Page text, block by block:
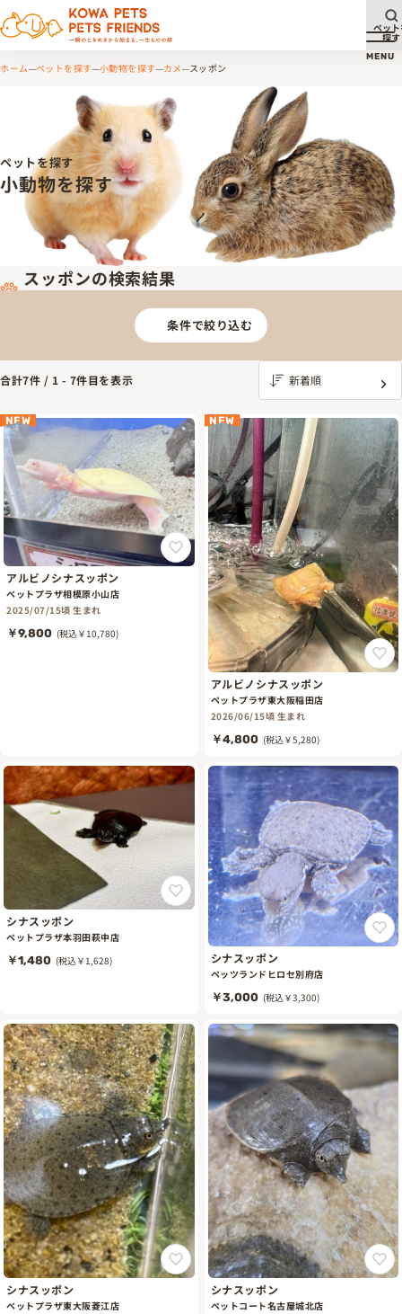
メ
MENU
ペッ
探す
ホーム ペットを探す 小動物を探す カメ スッポン
ペットを探す
小動物を探す
スッポンの検索結果
条件で絞り込む
合計7件 / 1 - 7件目を表示
NEW
アルビノシナスッポン
ペットプラザ相模原小山店
2025/07/15頃 生まれ
￥9,800 (税込￥10,780)
NEW
アルビノシナスッポン
ペットプラザ東大阪稲田店
2026/06/15頃 生まれ
￥4,800 (税込￥5,280)
シナスッポン
ペットプラザ本羽田萩中店
￥1,480 (税込￥1,628) シナスッポン
ペッツランドヒロセ別府店
￥3,000 (税込￥3,300)
シナスッポン
ペットプラザ東大阪菱江店
シナスッポン
ペットコート名古屋城北店